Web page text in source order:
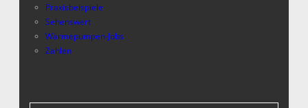
Praxisbeispiele
Sehenswert
Wärmepumpen-Jobs
Zahlen